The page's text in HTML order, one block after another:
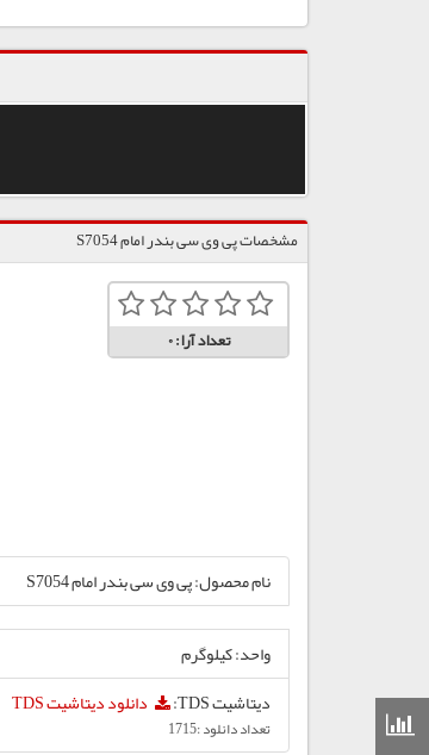
قیمت مواد شیمیایی
مشخصات پی وی سی بندر امام S7054
تعداد آرا:0
نام محصول: پی وی سی بندر امام S7054
واحد: کیلوگرم
دیتاشیت TDS:
دانلود دیتاشیت TDS
تعداد دانلود :1715